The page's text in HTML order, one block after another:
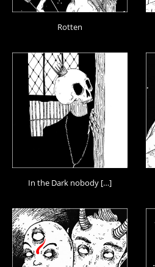
Rotten
In the Dark nobody […]